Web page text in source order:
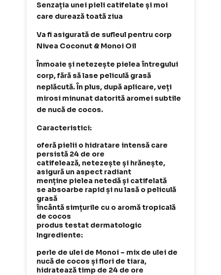
Senzația unei pieli catifelate și moi
care durează toată ziua
Va fi asigurată de sufleul pentru corp
Nivea Coconut & Monoi Oil
Înmoaie și netezește pielea întregului
corp, fără să lase peliculă grasă
neplăcută. În plus, după aplicare, veți
mirosi minunat datorită aromei subtile
de nucă de cocos.
Caracteristici:
oferă pielii o hidratare intensă care
persistă 24 de ore
catifelează, netezește și hrănește,
asigură un aspect radiant
menține pielea netedă și catifelată
se absoarbe rapid și nu lasă o peliculă
grasă
încântă simțurile cu o aromă tropicală
de cocos
produs testat dermatologic
Ingrediente:
perle de ulei de Monoi – mix de ulei de
nucă de cocos și flori de tiara,
hidratează timp de 24 de ore